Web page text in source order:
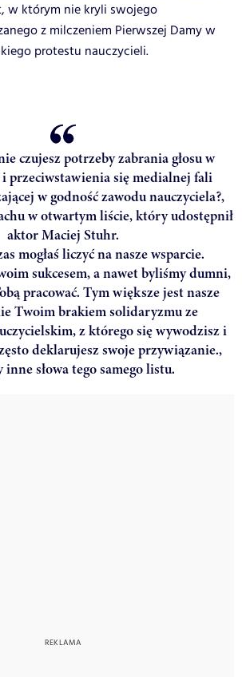
w którym nie kryli swojego
z milczeniem Pierwszej Damy w
protestu nauczycieli.
czujesz potrzeby zabrania głosu w
przeciwstawienia się medialnej fali
w godność zawodu nauczyciela?,
w otwartym liście, który udostępnił
aktor Maciej Stuhr.
mogłaś liczyć na nasze wsparcie.
sukcesem, a nawet byliśmy dumni,
pracować. Tym większe jest nasze
Twoim brakiem solidaryzmu ze
z którego się wywodzisz i
deklarujesz swoje przywiązanie.,
inne słowa tego samego listu.